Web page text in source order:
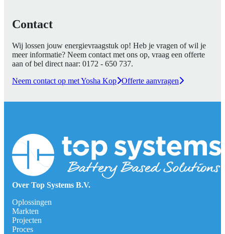
Contact
Wij lossen jouw energievraagstuk op! Heb je vragen of wil je
meer informatie? Neem contact met ons op, vraag een offerte
aan of bel direct naar: 0172 - 650 737.
Neem contact op met Yosha Kop Offerte aanvragen
Over Top Systems B.V.
Oplossingen
Markten
Projecten
Proces